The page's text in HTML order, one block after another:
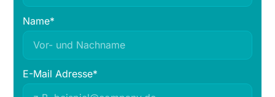
Name*
E-Mail Adresse*